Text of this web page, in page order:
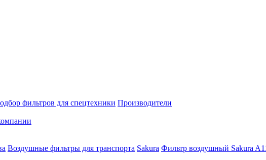
фильтров для спецтехники Производители
Воздушные фильтры для транспорта Sakura Фильтр воздушный Sakura